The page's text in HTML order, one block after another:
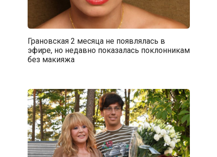
Грановская 2 месяца не появлялась в
эфире, но недавно показалась поклонникам
без макияжа